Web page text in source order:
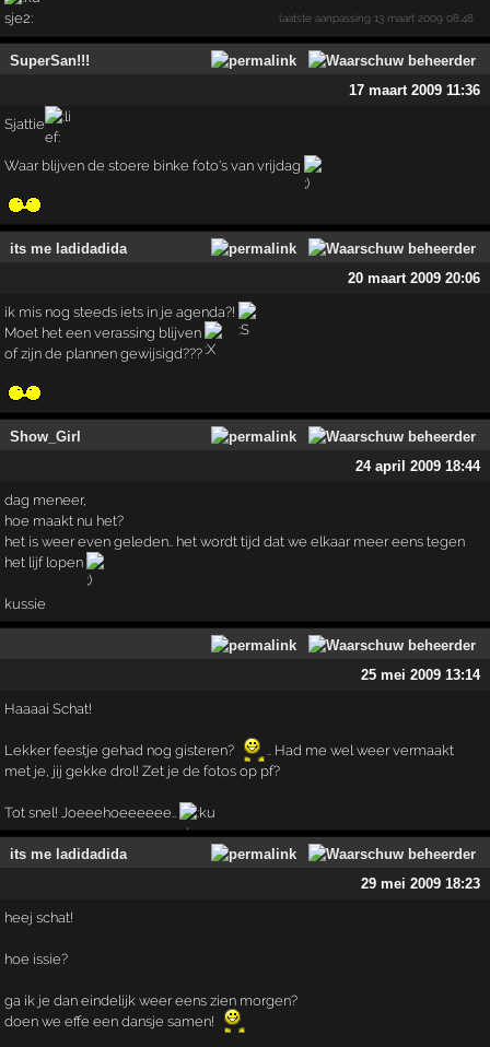
laatste aanpassing13 maart 2009 08:48
SuperSan!!!
17 maart 2009 11:36
Sjattie
Waar blijven de stoere binke foto's van vrijdag
its me ladidadida
20 maart 2009 20:06
ik mis nog steeds iets in je agenda?!
Moet het een verassing blijven
of zijn de plannen gewijsigd???
Show_Girl
24 april 2009 18:44
dag meneer,
hoe maakt nu het?
het is weer even geleden.. het wordt tijd dat we elkaar meer eens tegen
het lijf lopen
kussie
25 mei 2009 13:14
Haaaai Schat!
Lekker feestje gehad nog gisteren?
.. Had me wel weer vermaakt
met je, jij gekke drol! Zet je de fotos op pf?
Tot snel! Joeeehoeeeeee..
its me ladidadida
29 mei 2009 18:23
heej schat!
hoe issie?
ga ik je dan eindelijk weer eens zien morgen?
doen we effe een dansje samen!